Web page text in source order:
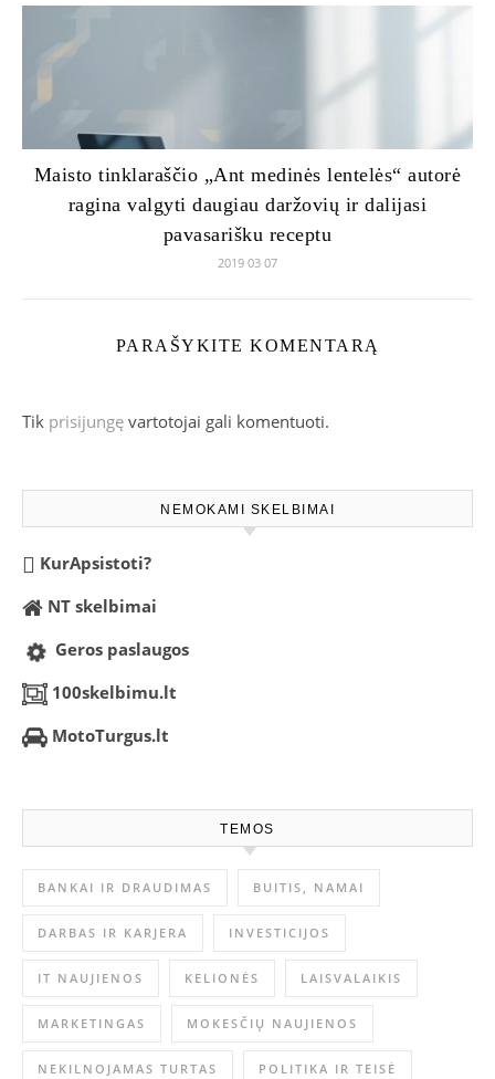
Maisto tinklaraščio „Ant medinės lentelės“ autorė
ragina valgyti daugiau daržovių ir dalijasi
pavasarišku receptu
2019 03 07
PARAŠYKITE KOMENTARĄ
Tik prisijungę vartotojai gali komentuoti.
NEMOKAMI SKELBIMAI
KurApsistoti?
NT skelbimai
Geros paslaugos
100skelbimu.lt
MotoTurgus.lt
TEMOS
BANKAI IR DRAUDIMAS BUITIS, NAMAI
DARBAS IR KARJERA INVESTICIJOS
IT NAUJIENOS KELIONĖS LAISVALAIKIS
MARKETINGAS MOKESČIŲ NAUJIENOS
NEKILNOJAMAS TURTAS POLITIKA IR TEISĖ